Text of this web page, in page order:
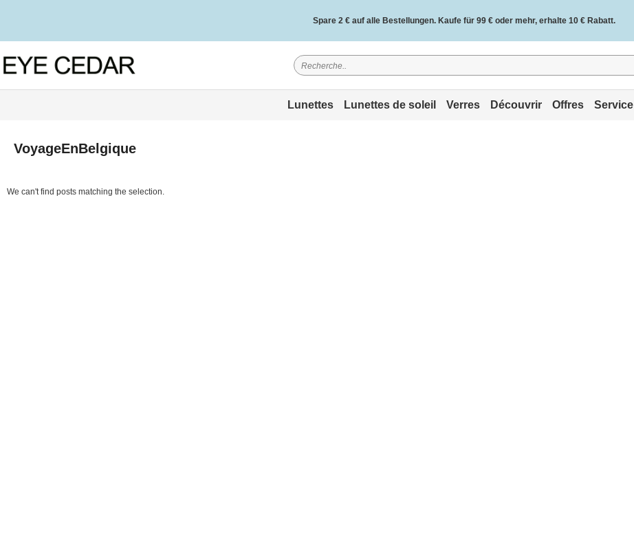
Spare 2 € auf alle Bestellungen. Kaufe für 99 € oder mehr, erhalte 10 € Rabatt.
2 Jahre Qualitätsgarantie und 30 Tage Geld-zurück-Garantie.
Lunettes Lunettes de soleil Verres Découvrir Offres Service
VoyageEnBelgique
We can't find posts matching the selection.